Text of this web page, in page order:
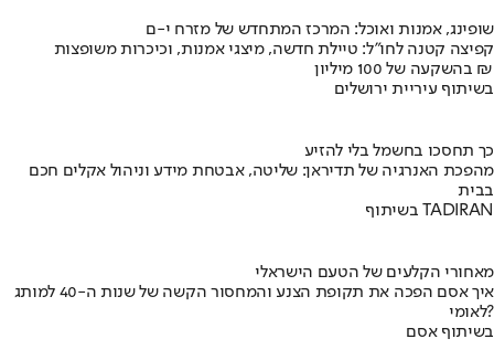
שופינג, אמנות ואוכל: המרכז המתחדש של מזרח י-ם
קפיצה קטנה לחו"ל: טיילת חדשה, מיצגי אמנות, וכיכרות משופצות
בהשקעה של 100 מיליון ₪
בשיתוף עיריית ירושלים
כך תחסכו בחשמל בלי להזיע
מהפכת האנרגיה של תדיראן: שליטה, אבטחת מידע וניהול אקלים חכם
בבית
בשיתוף TADIRAN
מאחורי הקלעים של הטעם הישראלי
איך אסם הפכה את תקופת הצנע והמחסור הקשה של שנות ה-40 למותג
לאומי?
בשיתוף אסם